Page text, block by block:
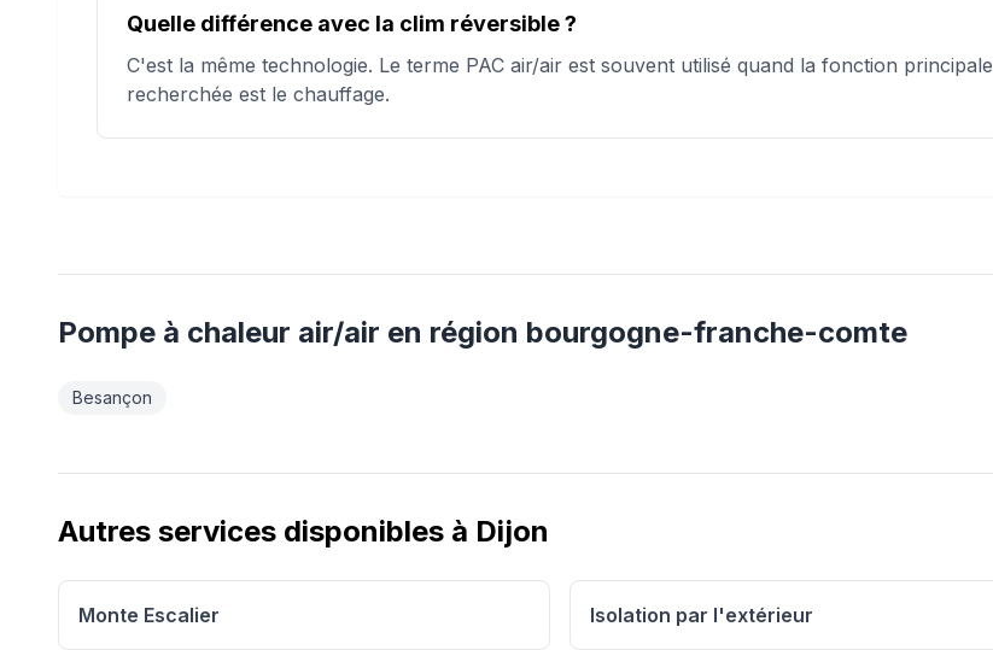
Quelle différence avec la clim réversible ?
C'est la même technologie. Le terme PAC air/air est souvent utilisé quand la fonction principale
recherchée est le chauffage.
Pompe à chaleur air/air en région bourgogne-franche-comte
Besançon
Autres services disponibles à Dijon
Monte Escalier Isolation par l'extérieur